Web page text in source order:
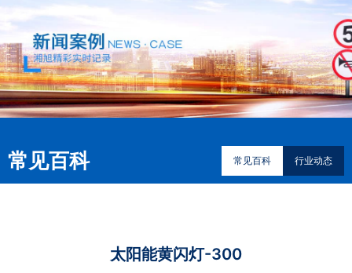
常见百科 常见百科 行业动态
太阳能黄闪灯-300